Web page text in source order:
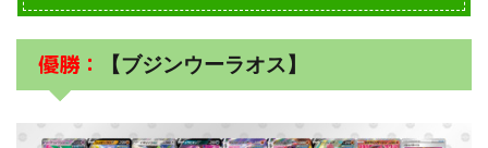
優勝： 【ブジンウーラオス】